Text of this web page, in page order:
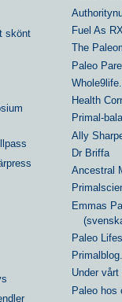
Fuel As
The
Paleo
Health
Primal-
Ally
Dr Briffa
Ancestral
Emmas
Paleo
Under
Paleo hos
skönt